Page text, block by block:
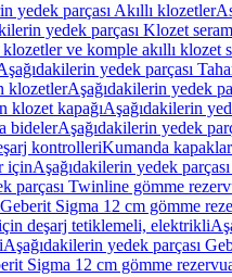
yedek parçası Akıllı klozetler
yedek parçası Klozet
klozetler ve komple akıllı klozet
yedek parçası
klozetlerAşağıdakilerin yedek
klozet kapağıAşağıdakilerin
bidelerAşağıdakilerin yedek
kontrolleriKumanda
içinAşağıdakilerin yedek
parçası Twinline gömme
Geberit Sigma 12 cm gömme
deşarj tetiklemeli, elektrikli
Aşağıdakilerin yedek parçası
Sigma 12 cm gömme